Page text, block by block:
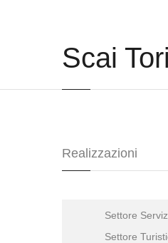
Scai
Realizzazioni
Settore
Settore